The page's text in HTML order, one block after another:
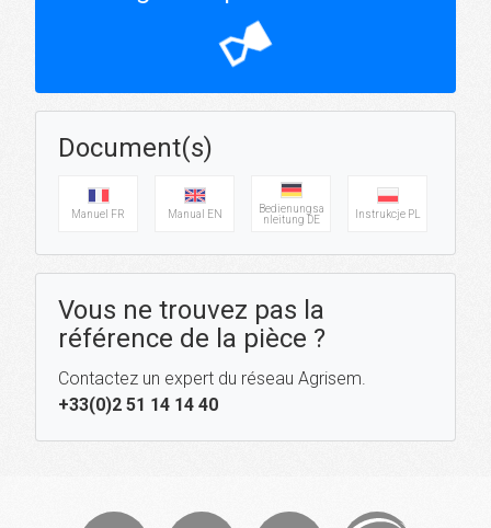
hourglass_top
Document(s)
Manuel FR Manual EN
Bedienungsa
nleitung DE
Instrukcje PL
Vous ne trouvez pas la
référence de la pièce ?
Contactez un expert du réseau Agrisem.
+33(0)2 51 14 14 40